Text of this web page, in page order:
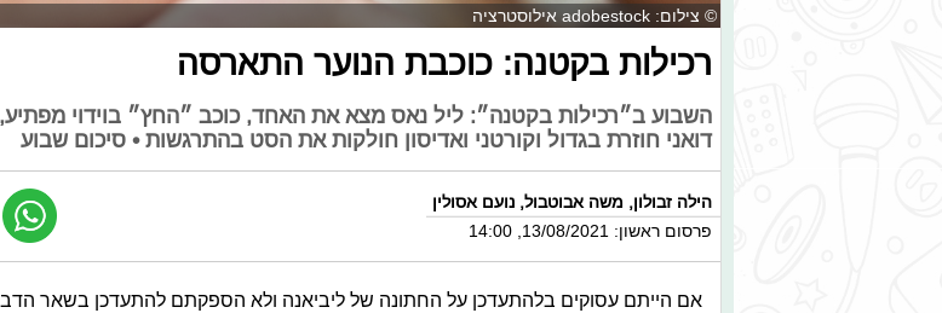
© צילום: adobestock אילוסטרציה
רכילות בקטנה: כוכבת הנוער התארסה
השבוע ב״רכילות בקטנה״: ליל נאס מצא את האחד, כוכב ״החץ״ בוידוי מפתיע,
דואני חוזרת בגדול וקורטני ואדיסון חולקות את הסט בהתרגשות • סיכום שבוע
הילה זבולון, משה אבוטבול, נועם אסולין
פרסום ראשון: 13/08/2021, 14:00
אם הייתם עסוקים בלהתעדכן על החתונה של ליביאנה ולא הספקתם להתעדכן בשאר